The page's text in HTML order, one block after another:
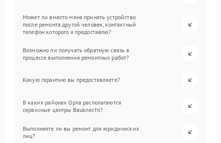
Может ли вместо меня принять устройство
после ремонта другой человек, контактный
телефон которого я предоставлю?
Возможно ли получать обратную связь в
процессе выполнения ремонтных работ?
Какую гарантию вы предоставляете?
В каких районах Орла располагаются
сервисные центры Bauknecht?
Выполняете ли вы ремонт для юридических
лиц?